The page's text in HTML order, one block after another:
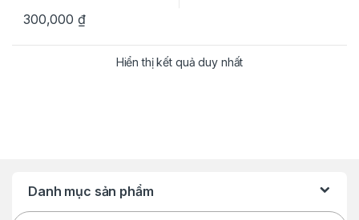
300,000 ₫
Hiển thị kết quả duy nhất
Danh mục sản phẩm